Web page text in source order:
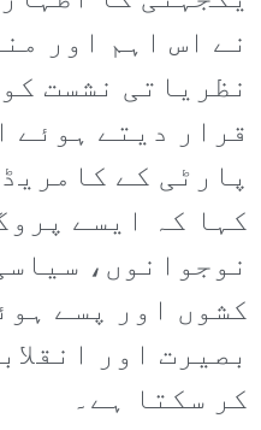
نے اس اہم اور
نظریاتی نشست
قرار دیتے ہوئے
پارٹی کے
کہا کہ ایسے
نوجوانوں،
کشوں اور پسے
بصیرت اور
کر سکتا ہے۔